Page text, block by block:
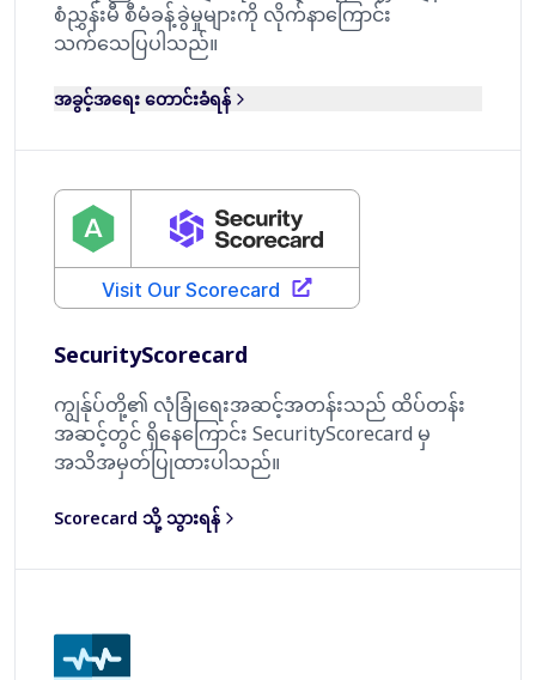
စံညွှန်းမီ စီမံခန့်ခွဲမှုများကို လိုက်နာကြောင်း
သက်သေပြပါသည်။
အခွင့်အရေး တောင်းခံရန်
SecurityScorecard
ကျွန်ုပ်တို့၏ လုံခြုံရေးအဆင့်အတန်းသည် ထိပ်တန်း
အဆင့်တွင် ရှိနေကြောင်း SecurityScorecard မှ
အသိအမှတ်ပြုထားပါသည်။
Scorecard သို့ သွားရန်